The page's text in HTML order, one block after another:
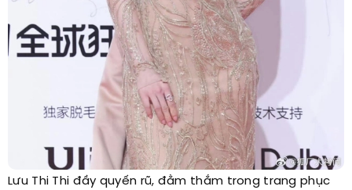
Lưu Thi Thi đầy quyến rũ, đằm thắm trong trang phục